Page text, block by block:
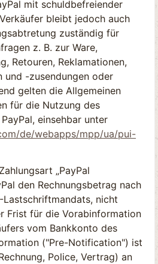
mit schuldbefreiender
bleibt jedoch auch
zuständig für
z. B. zur Ware,
Retouren, Reklamationen,
und -zusendungen oder
gelten die Allgemeinen
für die Nutzung des
einsehbar unter
/de/webapps/mpp/ua/pui-
„PayPal
den Rechnungsbetrag nach
Lastschriftmandats, nicht
Frist für die Vorabinformation
vom Bankkonto des
("Pre-Notification") ist
Police, Vertrag) an